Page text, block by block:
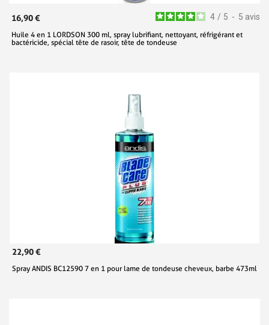
4 / 5 - 5 avis
16,90 €
Huile 4 en 1 LORDSON 300 ml, spray lubrifiant, nettoyant, réfrigérant et
bactéricide, spécial tête de rasoir, tête de tondeuse
22,90 €
Spray ANDIS BC12590 7 en 1 pour lame de tondeuse cheveux, barbe 473ml